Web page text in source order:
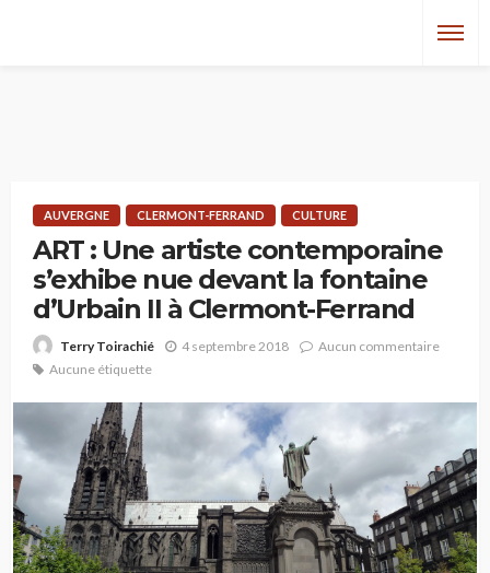
AUVERGNE CLERMONT-FERRAND CULTURE
ART : Une artiste contemporaine
s’exhibe nue devant la fontaine
d’Urbain II à Clermont-Ferrand
Terry Toirachié 4 septembre 2018
Aucun commentaire
Aucune étiquette